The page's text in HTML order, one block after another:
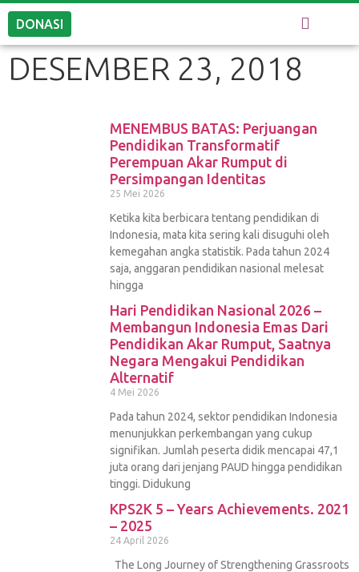
DONASI
DESEMBER 23, 2018
MENEMBUS BATAS: Perjuangan
Pendidikan Transformatif
Perempuan Akar Rumput di
Persimpangan Identitas
25 Mei 2026
Ketika kita berbicara tentang pendidikan di
Indonesia, mata kita sering kali disuguhi oleh
kemegahan angka statistik. Pada tahun 2024
saja, anggaran pendidikan nasional melesat
hingga
Hari Pendidikan Nasional 2026 –
Membangun Indonesia Emas Dari
Pendidikan Akar Rumput, Saatnya
Negara Mengakui Pendidikan
Alternatif
4 Mei 2026
Pada tahun 2024, sektor pendidikan Indonesia
menunjukkan perkembangan yang cukup
signifikan. Jumlah peserta didik mencapai 47,1
juta orang dari jenjang PAUD hingga pendidikan
tinggi. Didukung
KPS2K 5 – Years Achievements. 2021
– 2025
24 April 2026
The Long Journey of Strengthening Grassroots